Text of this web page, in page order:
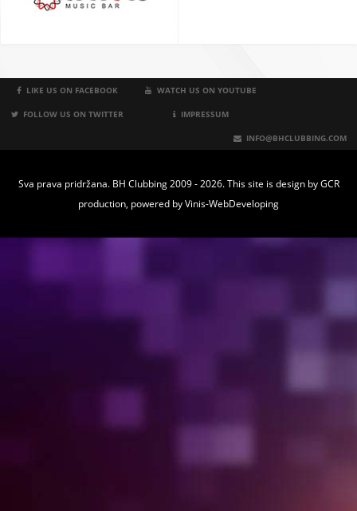
LIKE US ON FACEBOOK WATCH US ON YOUTUBE
FOLLOW US ON TWITTER IMPRESSUM
INFO@BHCLUBBING.COM
Sva prava pridržana. BH Clubbing 2009 - 2026. This site is design byGCR
production, powered byVinis-WebDeveloping